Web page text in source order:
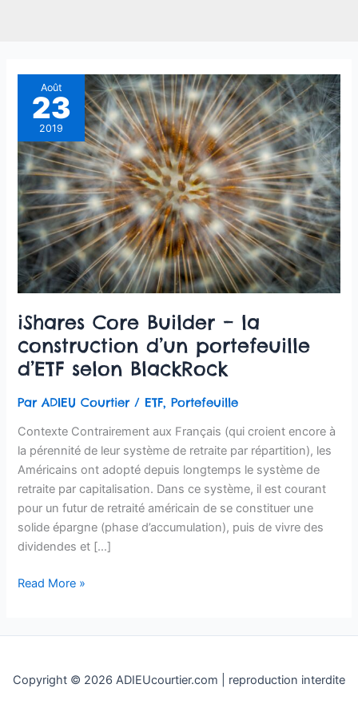
Août
23
2019
iShares Core Builder – la
construction d’un portefeuille
d’ETF selon BlackRock
ParADIEU Courtier/ETF,Portefeuille
Contexte Contrairement aux Français (qui croient encore à
la pérennité de leur système de retraite par répartition), les
Américains ont adopté depuis longtemps le système de
retraite par capitalisation. Dans ce système, il est courant
pour un futur de retraité américain de se constituer une
solide épargne (phase d’accumulation), puis de vivre des
dividendes et […]
iShares
Core
Builder
–
la
construction
d’un
portefeuille
d’ETF
selon
BlackRock
Read More »
Copyright © 2026 ADIEUcourtier.com | reproduction interdite